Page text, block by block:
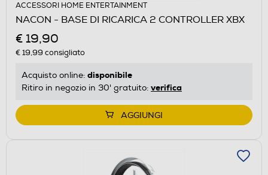
ACCESSORI HOME ENTERTAINMENT
NACON - BASE DI RICARICA 2 CONTROLLER XBX
€ 19,90
€ 19,99 consigliato
Acquisto online: disponibile
Ritiro in negozio in 30' gratuito: verifica
AGGIUNGI